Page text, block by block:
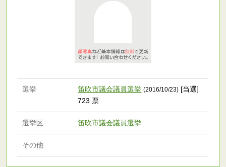
選挙 笛吹市議会議員選挙 (2016/10/23) [当選]
723 票
選挙区 笛吹市議会議員選挙
その他